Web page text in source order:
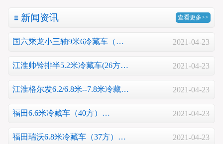
新闻资讯 查看更多>>
国六乘龙小三轴9米6冷藏车（… 2021-04-23
江淮帅铃排半5.2米冷藏车(26方… 2021-04-23
江淮格尔发6.2/6.8米--7.8米冷藏… 2021-04-23
福田6.6米冷藏车（40方）… 2021-04-23
福田瑞沃6.8米冷藏车（37方）… 2021-04-23